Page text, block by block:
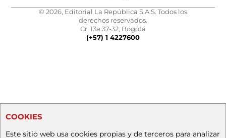
© 2026, Editorial La República S.A.S. Todos los
derechos reservados.
Cr. 13a 37-32, Bogotá
(+57) 1 4227600
COOKIES
Este sitio web usa cookies propias y de terceros para analizar